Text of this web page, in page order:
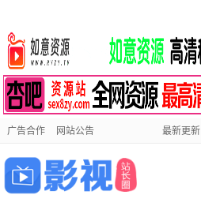
广告合作 网站公告 最新更新